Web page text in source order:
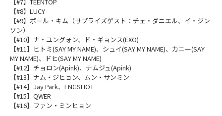
【#7】TEENTOP
【#8】LUCY
【#9】ポール・キム（サプライズゲスト：チェ・ダニエル、イ・ジン
ソン）
【#10】ナ・ユングォン、ド・ギョンス(EXO)
【#11】ヒトミ(SAY MY NAME)、シュイ(SAY MY NAME)、カニー(SAY
MY NAME)、ドヒ(SAY MY NAME)
【#12】チョロン(Apink)、ナムジュ(Apink)
【#13】ナム・ジヒョン、ムン・サンミン
【#14】Jay Park、LNGSHOT
【#15】QWER
【#16】ファン・ミンヒョン